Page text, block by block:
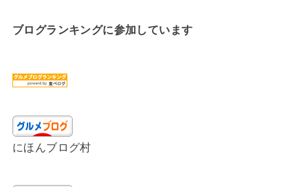
ブログランキングに参加しています
にほんブログ村